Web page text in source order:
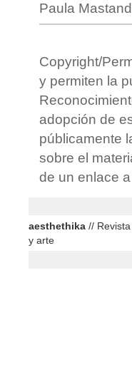
Paula
Copyright/
y permiten la
adopción de
públicamente
sobre el
de un enlace
aesthethika //
y arte